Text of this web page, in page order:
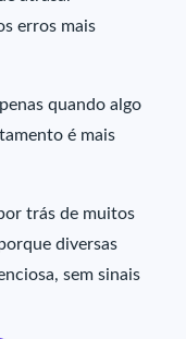
erros mais
quando algo
é mais
trás de muitos
diversas
sem sinais